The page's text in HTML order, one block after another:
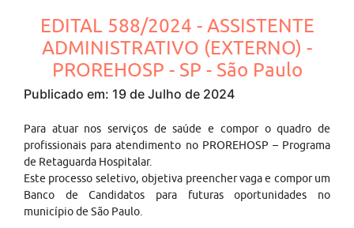
EDITAL 588/2024 - ASSISTENTE
ADMINISTRATIVO (EXTERNO) -
PROREHOSP - SP - São Paulo
Publicado em: 19 de Julho de 2024
Para atuar nos serviços de saúde e compor o quadro de
profissionais para atendimento no PROREHOSP – Programa
de Retaguarda Hospitalar.
Este processo seletivo, objetiva preencher vaga e compor um
Banco de Candidatos para futuras oportunidades no
município de São Paulo.